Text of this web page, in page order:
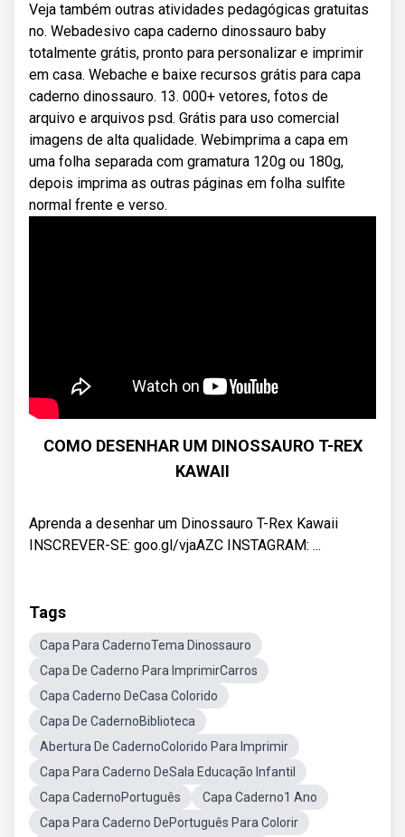
Veja também outras atividades pedagógicas gratuitas
no. Webadesivo capa caderno dinossauro baby
totalmente grátis, pronto para personalizar e imprimir
em casa. Webache e baixe recursos grátis para capa
caderno dinossauro. 13. 000+ vetores, fotos de
arquivo e arquivos psd. Grátis para uso comercial
imagens de alta qualidade. Webimprima a capa em
uma folha separada com gramatura 120g ou 180g,
depois imprima as outras páginas em folha sulfite
normal frente e verso.
COMO DESENHAR UM DINOSSAURO T-REX
KAWAII
Aprenda a desenhar um Dinossauro T-Rex Kawaii
INSCREVER-SE: goo.gl/vjaAZC INSTAGRAM: ...
Tags
Capa Para CadernoTema Dinossauro
Capa De Caderno Para ImprimirCarros
Capa Caderno DeCasa Colorido
Capa De CadernoBiblioteca
Abertura De CadernoColorido Para Imprimir
Capa Para Caderno DeSala Educação Infantil
Capa CadernoPortuguês
Capa Caderno1 Ano
Capa Para Caderno DePortuguês Para Colorir